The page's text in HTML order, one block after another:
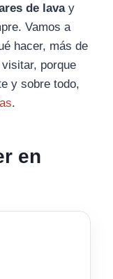
de lavay
Vamos a
hacer, más de
porque
y sobre todo,
.
en